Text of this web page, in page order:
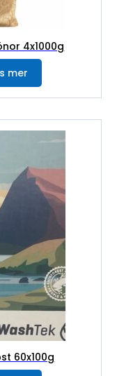
4x1000g
mer
60x100g